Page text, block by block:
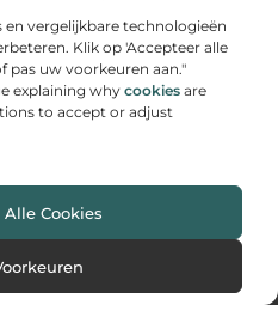
vergelijkbare technologieën
Klik op 'Accepteer alle
pas uw voorkeuren aan."
explaining why cookies are
to accept or adjust
Cookies
(EU)
All Right Reserved.